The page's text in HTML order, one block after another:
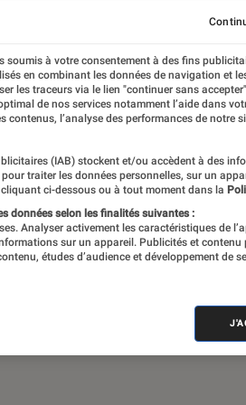
Du suivi de
et les articles long
l’actualité pop culture
Apple TV+ LEGO
soumis à votre consentement à des fins
en combinant les données de navigation et
les traceurs via le lien "continuer sans
de nos services notamment l’aide dans
l’analyse des performances de notre
(IAB) stockent et/ou accèdent à des
traiter les données personnelles, sur un
ci-dessous ou à tout moment dans la
données selon les finalités suivantes :
Analyser activement les caractéristiques de
sur un appareil. Publicités et contenu
études d’audience et développement de